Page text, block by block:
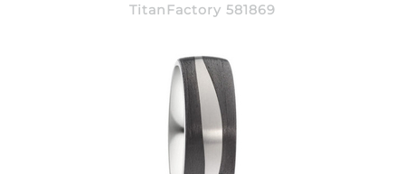
TitanFactory 581869